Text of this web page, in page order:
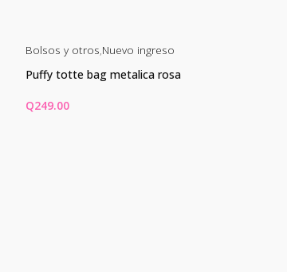
Bolsos y otros,Nuevo ingreso
Puffy totte bag metalica rosa
Q249.00